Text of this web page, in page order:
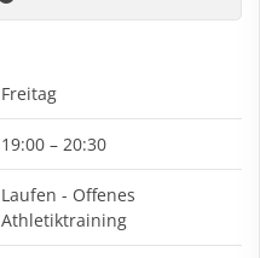
Freitag
19:00 – 20:30
Laufen - Offenes
Athletiktraining